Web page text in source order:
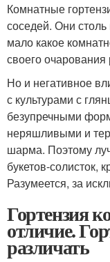
Комнатные
соседей. Они
мало какое
своего
Но и негативное
с культурами с
безупречными
неряшливыми и
шарма. Поэтому
букетов-солисток,
Разумеется, за
Гортензия
отличие.
различать